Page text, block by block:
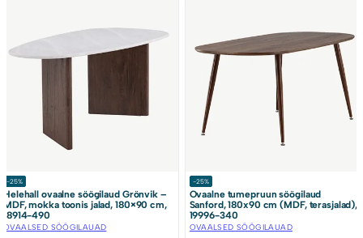
-25%
Helehall ovaalne söögilaud Grönvik –
MDF, mokka toonis jalad, 180×90 cm,
18914-490
OVAALSED SÖÖGILAUAD
-25%
Ovaalne tumepruun söögilaud
Sanford, 180x90 cm (MDF, terasjalad),
19996-340
OVAALSED SÖÖGILAUAD